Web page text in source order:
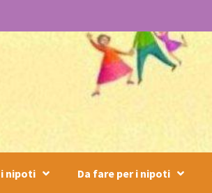
i nipoti Da fare per i nipoti